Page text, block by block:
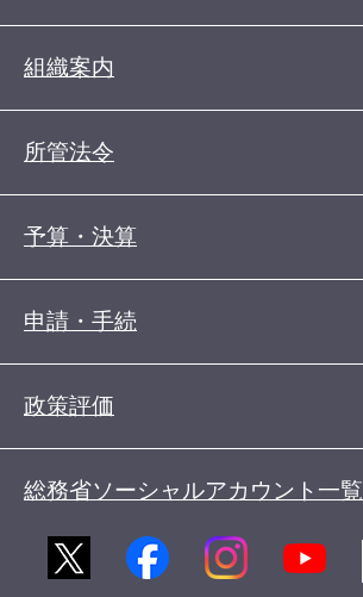
組織案内
所管法令
予算・決算
申請・手続
政策評価
総務省ソーシャルアカウント一覧